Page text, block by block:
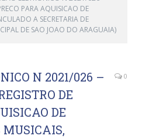
PARA AQUISICAO DE
A SECRETARIA DE
DE SAO JOAO DO ARAGUAIA)
N 2021/026 –
DE
DE
0